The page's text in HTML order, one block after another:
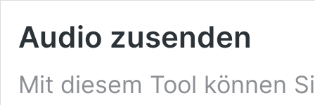
Audio zusenden
Mit diesem Tool können